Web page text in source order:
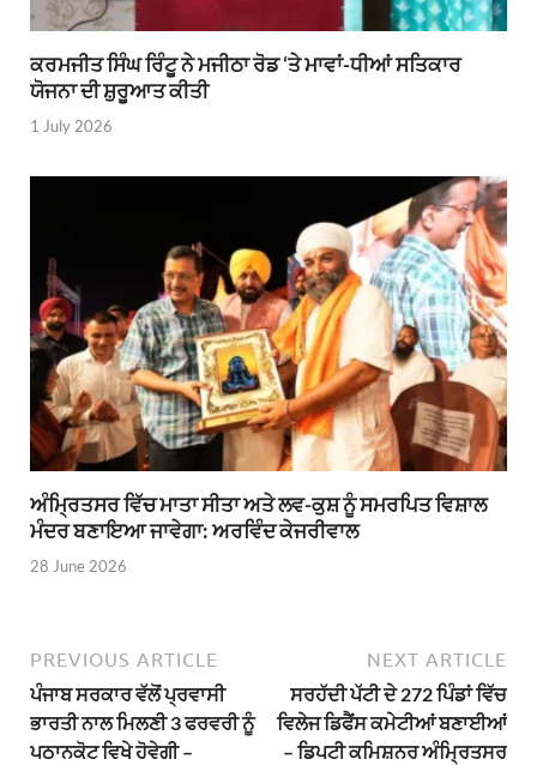
ਕਰਮਜੀਤ ਸਿੰਘ ਰਿੰਟੂ ਨੇ ਮਜੀਠਾ ਰੋਡ ‘ਤੇ ਮਾਵਾਂ-ਧੀਆਂ ਸਤਿਕਾਰ
ਯੋਜਨਾ ਦੀ ਸ਼ੁਰੂਆਤ ਕੀਤੀ
1 July 2026
ਅੰਮ੍ਰਿਤਸਰ ਵਿੱਚ ਮਾਤਾ ਸੀਤਾ ਅਤੇ ਲਵ-ਕੁਸ਼ ਨੂੰ ਸਮਰਪਿਤ ਵਿਸ਼ਾਲ
ਮੰਦਰ ਬਣਾਇਆ ਜਾਵੇਗਾ: ਅਰਵਿੰਦ ਕੇਜਰੀਵਾਲ
28 June 2026
PREVIOUS ARTICLE
ਪੰਜਾਬ ਸਰਕਾਰ ਵੱਲੋਂ ਪ੍ਰਵਾਸੀ
ਭਾਰਤੀ ਨਾਲ ਮਿਲਣੀ 3 ਫਰਵਰੀ ਨੂੰ
ਪਠਾਨਕੋਟ ਵਿਖੇ ਹੋਵੇਗੀ –
NEXT ARTICLE
ਸਰਹੱਦੀ ਪੱਟੀ ਦੇ 272 ਪਿੰਡਾਂ ਵਿੱਚ
ਵਿਲੇਜ ਡਿਫੈਂਸ ਕਮੇਟੀਆਂ ਬਣਾਈਆਂ
– ਡਿਪਟੀ ਕਮਿਸ਼ਨਰ ਅੰਮ੍ਰਿਤਸਰ